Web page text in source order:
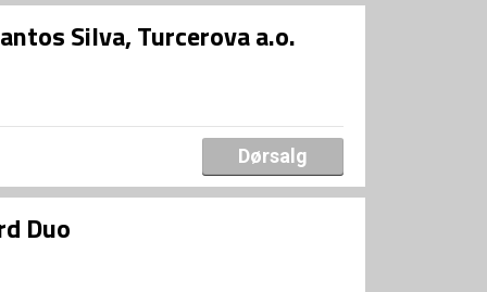
Silva, Turcerova a.o.
Dørsalg
Duo